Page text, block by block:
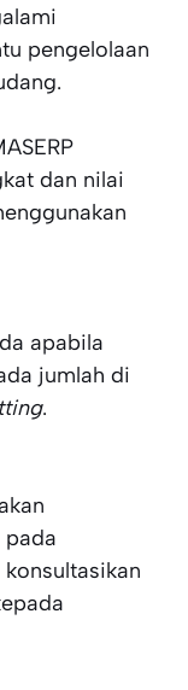
pengelolaan
dan nilai
apabila
jumlah di
.
pada